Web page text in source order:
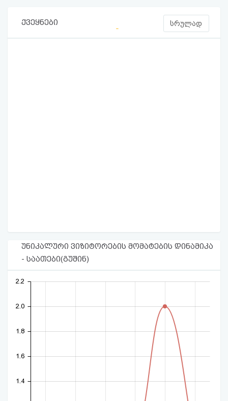
ქვეყნები სრულად
უნიკალური ვიზიტორების მომატების დინამიკა
- საათები(გუშინ)
1.4
1.6
1.8
2.0
2.2